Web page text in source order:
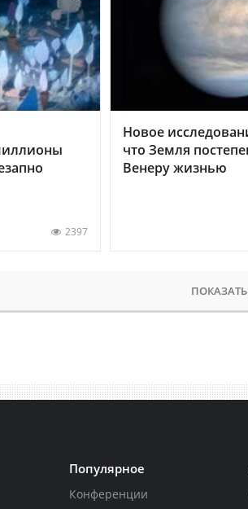
2397
Новое
что Земля
Венеру жизнью
Популярное
Конференции